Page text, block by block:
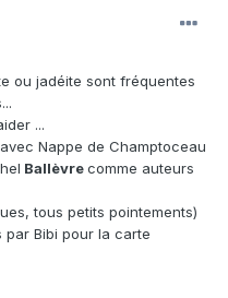
ou jadéite sont fréquentes
...
Nappe de Champtoceau
Ballèvrecomme auteurs
tous petits pointements)
Bibi pour la carte